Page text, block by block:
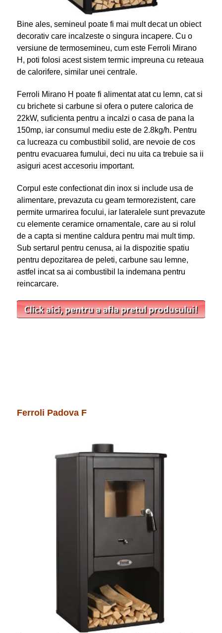
Bine ales, semineul poate fi mai mult decat un obiect
decorativ care incalzeste o singura incapere. Cu o
versiune de termosemineu, cum este Ferroli Mirano
H, poti folosi acest sistem termic impreuna cu reteaua
de calorifere, similar unei centrale.
Ferroli Mirano H poate fi alimentat atat cu lemn, cat si
cu brichete si carbune si ofera o putere calorica de
22kW, suficienta pentru a incalzi o casa de pana la
150mp, iar consumul mediu este de 2.8kg/h. Pentru
ca lucreaza cu combustibil solid, are nevoie de cos
pentru evacuarea fumului, deci nu uita ca trebuie sa ii
asiguri acest accesoriu important.
Corpul este confectionat din inox si include usa de
alimentare, prevazuta cu geam termorezistent, care
permite urmarirea focului, iar lateralele sunt prevazute
cu elemente ceramice ornamentale, care au si rolul
de a capta si mentine caldura pentru mai mult timp.
Sub sertarul pentru cenusa, ai la dispozitie spatiu
pentru depozitarea de peleti, carbune sau lemne,
astfel incat sa ai combustibil la indemana pentru
reincarcare.
Ferroli Padova F